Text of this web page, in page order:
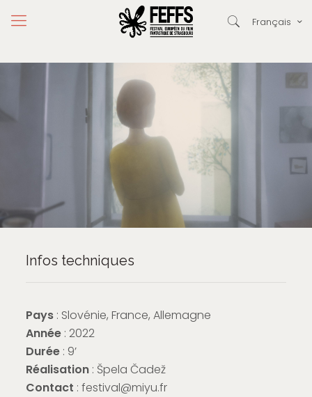
Français
Infos techniques
Pays : Slovénie, France, Allemagne
Année : 2022
Durée : 9’
Réalisation : Špela Čadež
Contact : festival@miyu.fr